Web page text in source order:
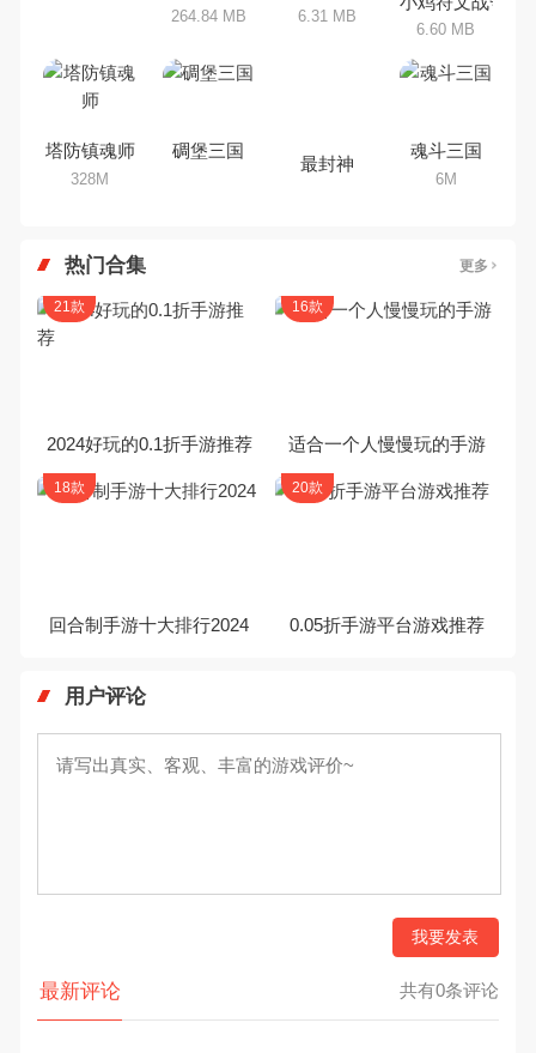
264.84 MB 6.31 MB 6.60 MB
塔防镇魂师
328M
魂斗三国
6M
21款
共有0条评论